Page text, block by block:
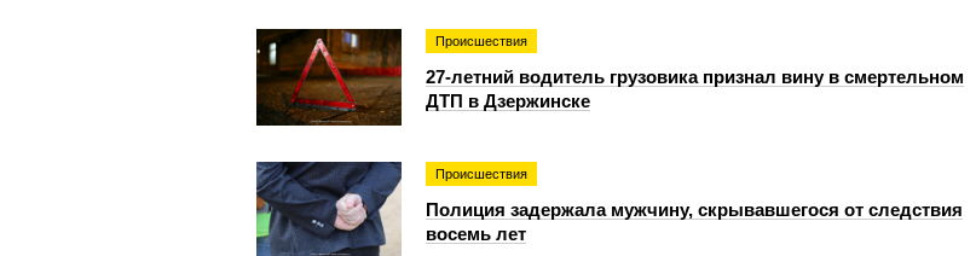
Происшествия
27-летний водитель грузовика признал вину в смертельном
ДТП в Дзержинске
Происшествия
Полиция задержала мужчину, скрывавшегося от следствия
восемь лет